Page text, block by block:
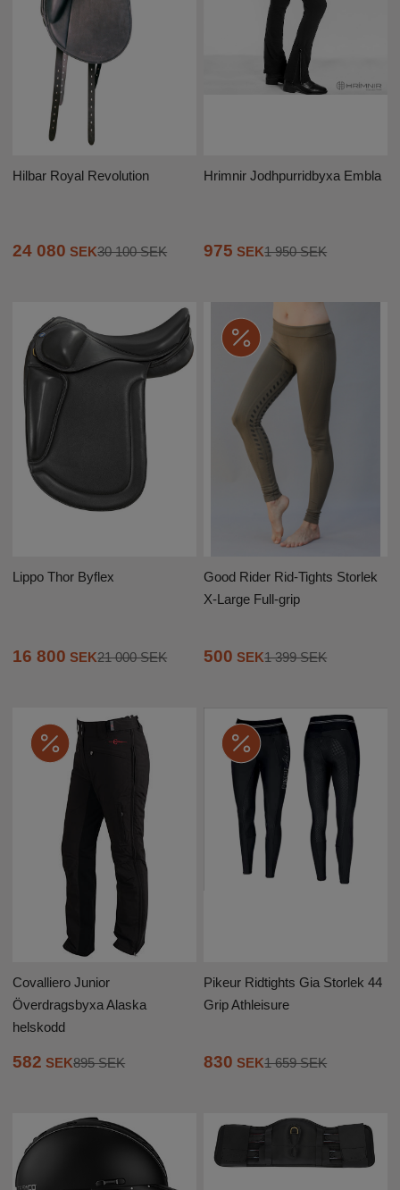
Hilbar Royal Revolution
24 080 SEK30 100 SEK
Hrimnir Jodhpurridbyxa Embla
975 SEK1 950 SEK
Lippo Thor Byflex
16 800 SEK21 000 SEK
Good Rider Rid-Tights Storlek
X-Large Full-grip
500 SEK1 399 SEK
Covalliero Junior
Överdragsbyxa Alaska
helskodd
582 SEK895 SEK
Pikeur Ridtights Gia Storlek 44
Grip Athleisure
830 SEK1 659 SEK